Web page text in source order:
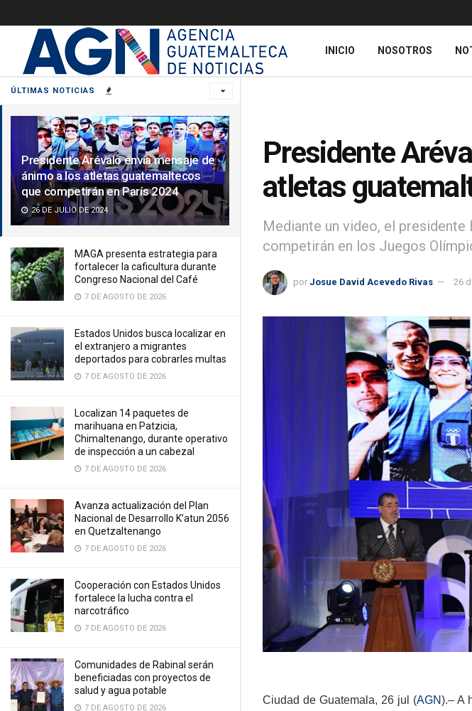
ÚLTIMAS NOTICIAS
Presidente Arévalo envía mensaje de
ánimo a los atletas guatemaltecos
que competirán en París 2024
26 DE JULIO DE 2024
MAGA presenta estrategia para
fortalecer la caficultura durante
Congreso Nacional del Café
7 DE AGOSTO DE 2026
Estados Unidos busca localizar en
el extranjero a migrantes
deportados para cobrarles multas
7 DE AGOSTO DE 2026
Localizan 14 paquetes de
marihuana en Patzicia,
Chimaltenango, durante operativo
de inspección a un cabezal
7 DE AGOSTO DE 2026
Avanza actualización del Plan
Nacional de Desarrollo K’atun 2056
en Quetzaltenango
7 DE AGOSTO DE 2026
Cooperación con Estados Unidos
fortalece la lucha contra el
narcotráfico
7 DE AGOSTO DE 2026
Comunidades de Rabinal serán
beneficiadas con proyectos de
salud y agua potable
7 DE AGOSTO DE 2026
INICIO NOSOTROS
Presidente
atletas
Mediante un video, el
competirán en los Juegos
por Josue David Acevedo Rivas 26
Ciudad de Guatemala, 26 jul (AGN).– A